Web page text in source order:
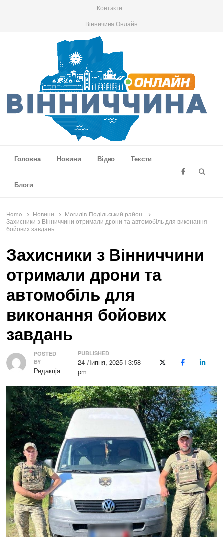
Контакти
Вінничина Онлайн
Головна
Новини Відео Тексти
Блоги
Home Новини
Могилів-Подільський район
Захисники з Вінниччини отримали дрони та автомобіль для виконання
бойових завдань
Захисники з Вінниччини
отримали дрони та
автомобіль для
виконання бойових
завдань
Author
POSTED
BY
Редакція
PUBLISHED
24 Липня, 2025 3:58
pm
X (Twitter)Facebook